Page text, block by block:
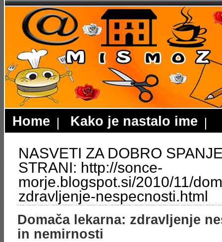
Home Kako je nastalo ime
NASVETI ZA DOBRO
STRANI: http://sonce-
morje.blogspot.si/2010/11/
zdravljenje-nespecnosti.html
Domača lekarna: zdravljenje
in nemirnosti